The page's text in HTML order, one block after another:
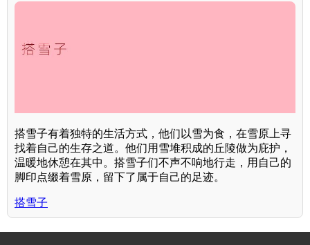
搭雪子有着独特的生活方式，他们以雪为食，在雪原上寻
找着自己的生存之道。他们用雪堆积成的丘陵做为庇护，
温暖地休憩在其中。搭雪子们不声不响地行走，用自己的
脚印点缀着雪原，留下了属于自己的足迹。
搭雪子